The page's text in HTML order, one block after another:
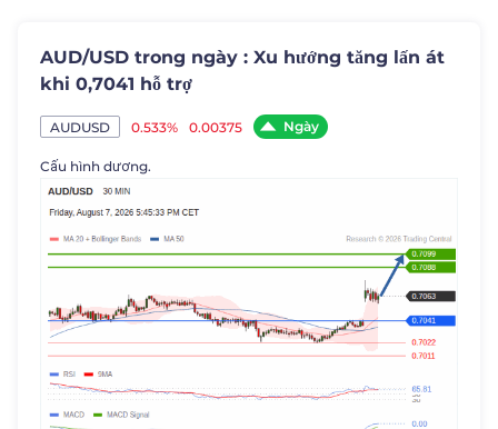
AUD/USD trong ngày : Xu hướng tăng lấn át
khi 0,7041 hỗ trợ
AUDUSD 0.533% 0.00375 Ngày
Cấu hình dương.